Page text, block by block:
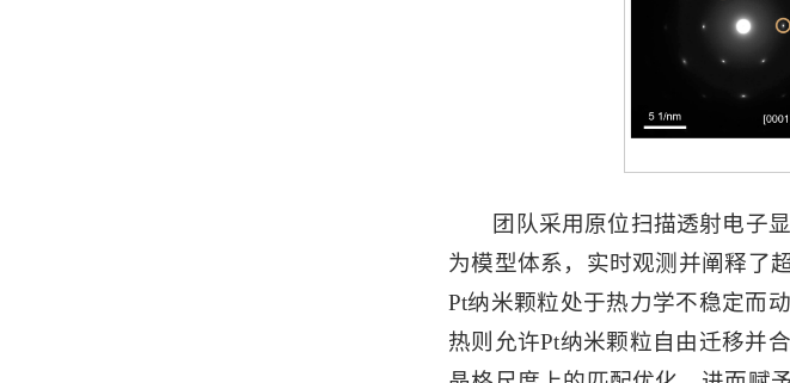
团队采用原位扫描透射电子
为模型体系，实时观测并阐释了
Pt纳米颗粒处于热力学不稳定而
热则允许Pt纳米颗粒自由迁移并